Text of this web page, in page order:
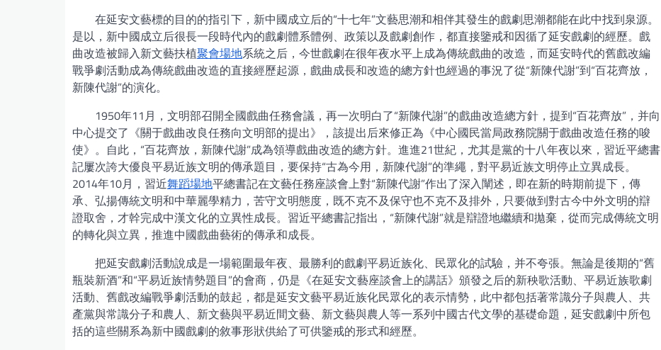
在延安文藝標的目的的指引下，新中國成立后的“十七年”文藝思潮和相伴其發生的戲劇思潮都能在此中找到泉源。
是以，新中國成立后很長一段時代內的戲劇體系體例、政策以及戲劇創作，都直接鑒戒和因循了延安戲劇的經歷。戲
曲改造被歸入新文藝扶植聚會場地系統之后，今世戲劇在很年夜水平上成為傳統戲曲的改造，而延安時代的舊戲改編
戰爭劇活動成為傳統戲曲改造的直接經歷起源，戲曲成長和改造的總方針也經過的事況了從“新陳代謝”到“百花齊放，
新陳代謝”的演化。
1950年11月，文明部召開全國戲曲任務會議，再一次明白了“新陳代謝”的戲曲改造總方針，提到“百花齊放”，并向
中心提交了《關于戲曲改良任務向文明部的提出》，該提出后來修正為《中心國民當局政務院關于戲曲改造任務的唆
使》。自此，“百花齊放，新陳代謝”成為領導戲曲改造的總方針。進進21世紀，尤其是黨的十八年夜以來，習近平總書
記屢次誇大優良平易近族文明的傳承題目，要保持“古為今用，新陳代謝”的準繩，對平易近族文明停止立異成長。
2014年10月，習近舞蹈場地平總書記在文藝任務座談會上對“新陳代謝”作出了深入闡述，即在新的時期前提下，傳
承、弘揚傳統文明和中華麗學精力，苦守文明態度，既不克不及保守也不克不及排外，只要做到對古今中外文明的辯
證取舍，才幹完成中漢文化的立異性成長。習近平總書記指出，“新陳代謝”就是辯證地繼續和拋棄，從而完成傳統文明
的轉化與立異，推進中國戲曲藝術的傳承和成長。
把延安戲劇活動說成是一場範圍最年夜、最勝利的戲劇平易近族化、民眾化的試驗，并不夸張。無論是後期的“舊
瓶裝新酒”和“平易近族情勢題目”的會商，仍是《在延安文藝座談會上的講話》頒發之后的新秧歌活動、平易近族歌劇
活動、舊戲改編戰爭劇活動的鼓起，都是延安文藝平易近族化民眾化的表示情勢，此中都包括著常識分子與農人、共
產黨與常識分子和農人、新文藝與平易近間文藝、新文藝與農人等一系列中國古代文學的基礎命題，延安戲劇中所包
括的這些關系為新中國戲劇的敘事形狀供給了可供鑒戒的形式和經歷。